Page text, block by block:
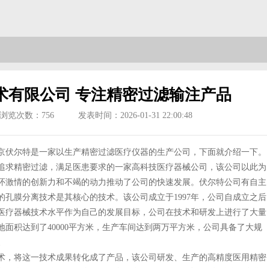
有限公司 专注精密过滤输注产品
浏览次数： 756 发表时间：2026-01-31 22:00:48
特是一家以生产精密过滤医疗仪器的生产公司，下面就介绍一下。
精密过滤，满足医患要求的一家高科技医疗器械公司，该公司以此为
激情的创新力和不竭的动力推动了公司的快速发展。伏尔特公司有自主
膜分离技术是其核心的技术。该公司成立于1997年，公司自成立之后
疗器械技术水平作为自己的发展目标，公司在技术和研发上进行了大量
面积达到了40000平方米，生产车间达到两万平方米，公司具备了大规
将这一技术成果转化成了产品，该公司研发、生产的高精度医用精密